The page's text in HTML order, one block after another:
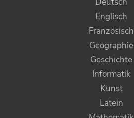
Deutsch
Englisch
Französisch
Geographie
Geschichte
Informatik
Kunst
Latein